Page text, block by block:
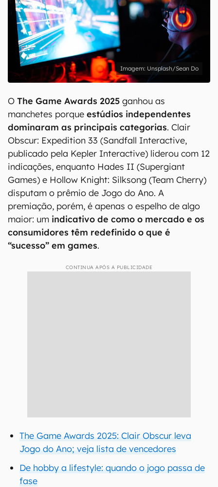
Unsplash/Sean Do
O The Game Awards 2025 ganhou as
manchetes porque estúdios independentes
dominaram as principais categorias. Clair
Obscur: Expedition 33 (Sandfall Interactive,
publicado pela Kepler Interactive) liderou com 12
indicações, enquanto Hades II (Supergiant
Games) e Hollow Knight: Silksong (Team Cherry)
disputam o prêmio de Jogo do Ano. A
premiação, porém, é apenas o espelho de algo
maior: um indicativo de como o mercado e os
consumidores têm redefinido o que é
“sucesso” em games.
CONTINUA APÓS A PUBLICIDADE
The Game Awards 2025: Clair Obscur leva
Jogo do Ano; veja lista de vencedores
De hobby a lifestyle: quando o jogo passa de
fase